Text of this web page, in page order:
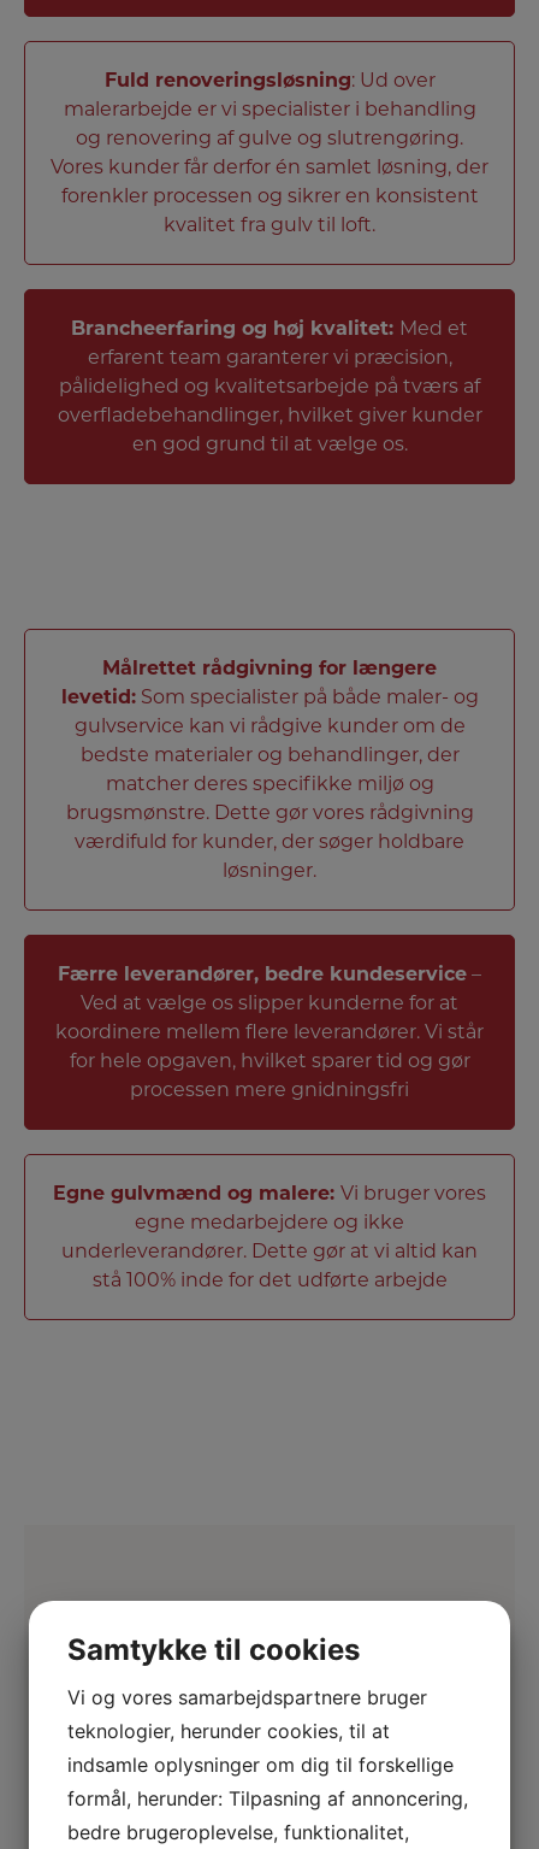
Fuld renoveringsløsning: Ud over
malerarbejde er vi specialister i behandling
og renovering af gulve og slutrengøring.
Vores kunder får derfor én samlet løsning, der
forenkler processen og sikrer en konsistent
kvalitet fra gulv til loft.
Brancheerfaring og høj kvalitet: Med et
erfarent team garanterer vi præcision,
pålidelighed og kvalitetsarbejde på tværs af
overfladebehandlinger, hvilket giver kunder
en god grund til at vælge os.
Målrettet rådgivning for længere
levetid:Som specialister på både maler- og
gulvservice kan vi rådgive kunder om de
bedste materialer og behandlinger, der
matcher deres specifikke miljø og
brugsmønstre. Dette gør vores rådgivning
værdifuld for kunder, der søger holdbare
løsninger.
Færre leverandører, bedre kundeservice –
Ved at vælge os slipper kunderne for at
koordinere mellem flere leverandører. Vi står
for hele opgaven, hvilket sparer tid og gør
processen mere gnidningsfri
Egne gulvmænd og malere: Vi bruger vores
egne medarbejdere og ikke
underleverandører. Dette gør at vi altid kan
stå 100% inde for det udførte arbejde
DET SIGER VORES KUNDER
Yderst fremragende service og enormt
dygtige medarbejdere
Samtykke til cookies
Vi og vores samarbejdspartnere bruger
teknologier, herunder cookies, til at
indsamle oplysninger om dig til forskellige
formål, herunder: Tilpasning af annoncering,
bedre brugeroplevelse, funktionalitet,